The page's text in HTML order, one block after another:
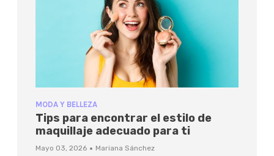
MODA Y BELLEZA
Tips para encontrar el estilo de
maquillaje adecuado para ti
Mayo 03, 2026 · Mariana Sánchez